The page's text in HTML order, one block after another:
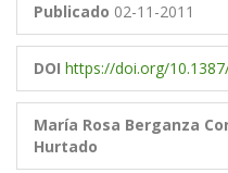
Publicado 02-11-2011
DOI https://doi.org/
María Rosa Berganza
Hurtado